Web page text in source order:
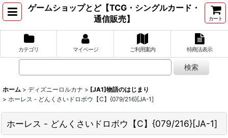
ゲームショップとど【TCG・シングルカード・
通信販売】
カート
カテゴリ マイページ ご利用案内 特商法表示
ホーム > ディズニーロルカナ > [JA1]物語のはじまり
> ホーレス - どんくさいドロボウ【C】{079/216}[JA-1]
ホーレス - どんくさいドロボウ【C】{079/216}[JA-1]